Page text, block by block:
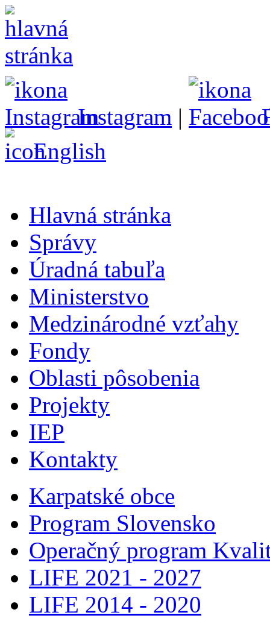
Instagram |
English
Hlavná stránka
Správy
Úradná tabuľa
Ministerstvo
Medzinárodné vzťahy
Fondy
Oblasti pôsobenia
Projekty
IEP
Kontakty
Karpatské obce
Program Slovensko
Operačný program
LIFE 2021 - 2027
LIFE 2014 - 2020